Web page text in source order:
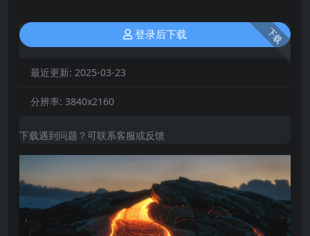
下载
登录后下载
最近更新: 2025-03-23
分辨率: 3840x2160
下载遇到问题？可联系客服或反馈